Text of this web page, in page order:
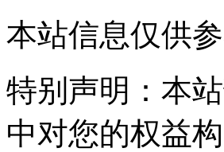
本站信息仅供
特别声明：本
中对您的权益